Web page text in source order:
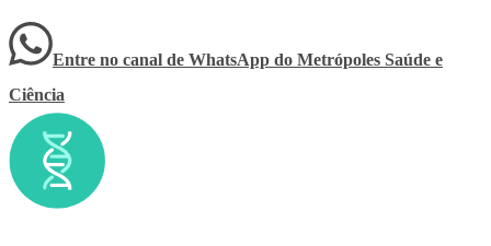
Entre no canal de WhatsApp do Metrópoles Saúde e
Ciência